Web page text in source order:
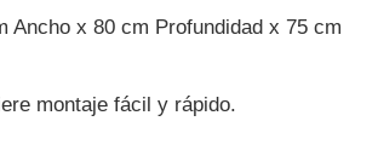
Ancho x 80 cm Profundidad x 75 cm
montaje fácil y rápido.